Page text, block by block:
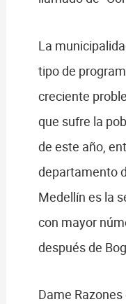
La
tipo de
creciente
que sufre la
de este año,
departamento
Medellín es la
con mayor
después de
Dame